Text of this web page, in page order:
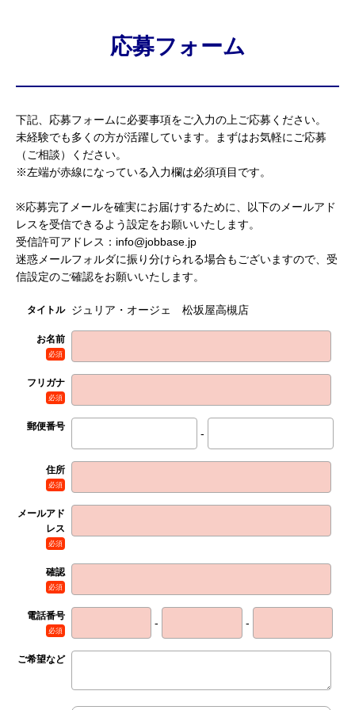
応募フォーム
下記、応募フォームに必要事項をご入力の上ご応募ください。
未経験でも多くの方が活躍しています。まずはお気軽にご応募
（ご相談）ください。
※左端が赤線になっている入力欄は必須項目です。
※応募完了メールを確実にお届けするために、以下のメールアド
レスを受信できるよう設定をお願いいたします。
受信許可アドレス：info@jobbase.jp
迷惑メールフォルダに振り分けられる場合もございますので、受
信設定のご確認をお願いいたします。
タイトル ジュリア・オージェ 松坂屋高槻店
お名前
必須
フリガナ
必須
郵便番号
-
住所
必須
メールアド
レス
必須
確認
必須
電話番号
必須
- -
ご希望など